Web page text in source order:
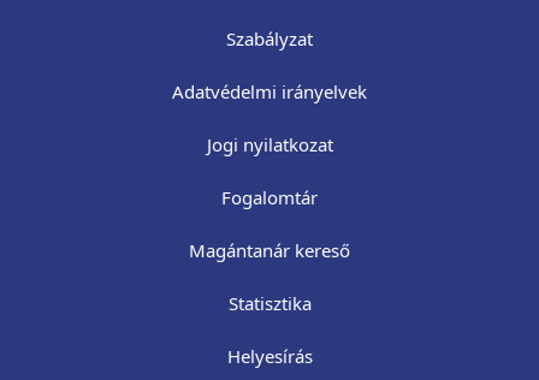
Szabályzat
Adatvédelmi irányelvek
Jogi nyilatkozat
Fogalomtár
Magántanár kereső
Statisztika
Helyesírás